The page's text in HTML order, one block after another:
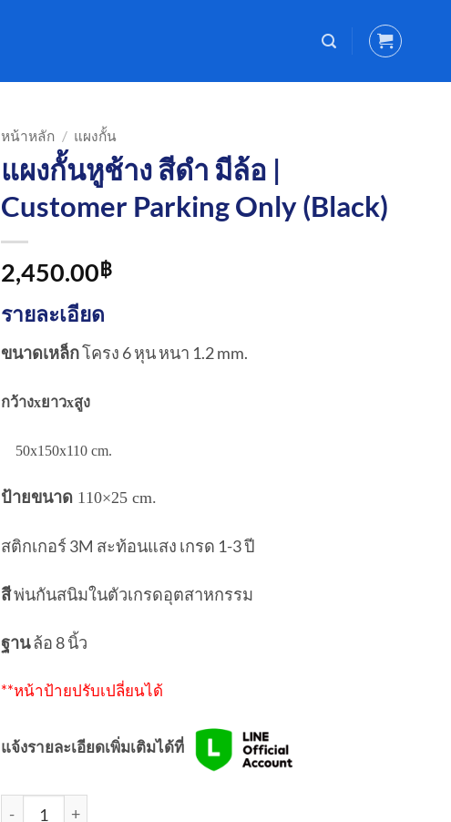
หน้าหลัก / แผงกั้น
แผงกั้นหูช้าง สีดำ มีล้อ |
Customer Parking Only (Black)
2,450.00฿
รายละเอียด
ขนาดเหล็กโครง 6 หุน หนา 1.2 mm.
กว้างxยาวxสูง
50x150x110 cm.
ป้ายขนาด 110×25 cm.
สติกเกอร์ 3M สะท้อนแสง เกรด 1-3 ปี
สีพ่นกันสนิมในตัวเกรดอุตสาหกรรม
ฐานล้อ 8 นิ้ว
**หน้าป้ายปรับเปลี่ยนได้
แจ้งรายละเอียดเพิ่มเติมได้ที่